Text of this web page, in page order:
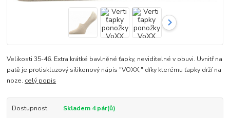
Velikosti 35-46. Extra krátké bavlněné ťapky, neviditelné v obuvi. Uvnitř na
patě je protiskluzový silikonový nápis "VOXX," díky kterému ťapky drží na
noze. celý popis
Dostupnost
Skladem 4 pár(ů)